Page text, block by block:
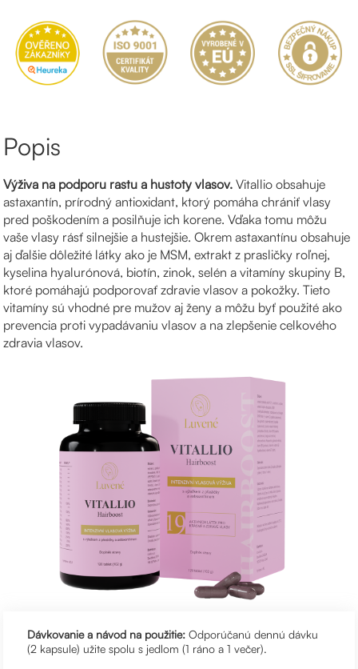
Popis
Výživa na podporu rastu a hustoty vlasov. Vitallio obsahuje
astaxantín, prírodný antioxidant, ktorý pomáha chrániť vlasy
pred poškodením a posilňuje ich korene. Vďaka tomu môžu
vaše vlasy rásť silnejšie a hustejšie. Okrem astaxantínu obsahuje
aj ďalšie dôležité látky ako je MSM, extrakt z prasličky roľnej,
kyselina hyalurónová, biotín, zinok, selén a vitamíny skupiny B,
ktoré pomáhajú podporovať zdravie vlasov a pokožky. Tieto
vitamíny sú vhodné pre mužov aj ženy a môžu byť použité ako
prevencia proti vypadávaniu vlasov a na zlepšenie celkového
zdravia vlasov.
Dávkovanie a návod na použitie: Odporúčanú dennú dávku
(2 kapsule) užite spolu s jedlom (1 ráno a 1 večer).